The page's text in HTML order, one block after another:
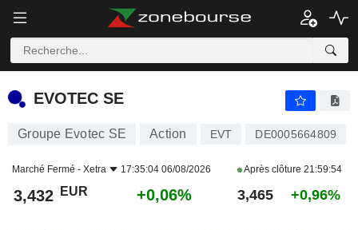
EVOTEC SE
EVOTEC SE
Groupe Evotec SE Action EVT DE0005664809
Marché Fermé - Xetra 17:35:04 06/08/2026 Après clôture 21:59:54
3,432 EUR +0,06% 3,465 +0,96%